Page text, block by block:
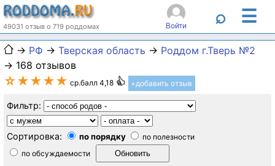
49031 отзыв о 719 роддомах Войти ⌕ ☰
→ РФ → Тверская область → Роддом г.Тверь №2
→ 168 отзывов
☆★★★★ ср.балл 4,18 +добавить отзыв
Фильтр:
Сортировка: по порядку
по полезности
по обсуждаемости